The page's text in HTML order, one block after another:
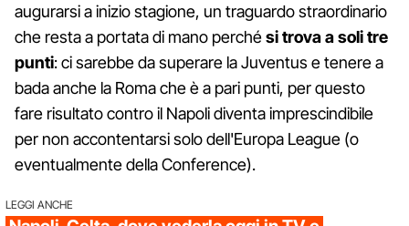
augurarsi a inizio stagione, un traguardo straordinario
che resta a portata di mano perchési trova a soli tre
punti: ci sarebbe da superare la Juventus e tenere a
bada anche la Roma che è a pari punti, per questo
fare risultato contro il Napoli diventa imprescindibile
per non accontentarsi solo dell'Europa League (o
eventualmente della Conference).
LEGGI ANCHE